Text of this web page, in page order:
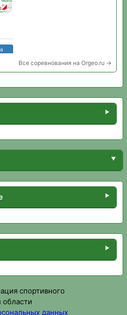
Все соревнования на Orgeo.ru →
спортивного
данных